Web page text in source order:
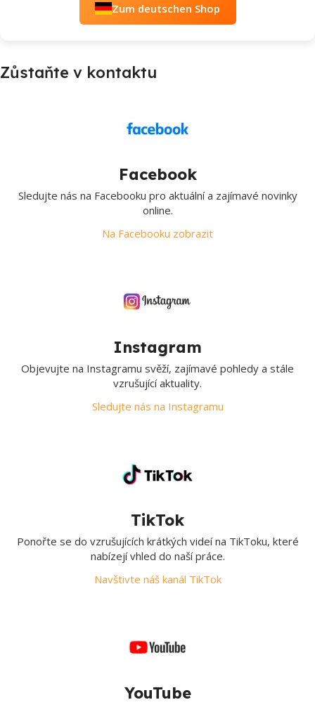
Zum deutschen Shop
Zůstaňte v kontaktu
Facebook
Sledujte nás na Facebooku pro aktuální a zajímavé novinky
online.
Na Facebooku zobrazit
Instagram
Objevujte na Instagramu svěží, zajímavé pohledy a stále
vzrušující aktuality.
Sledujte nás na Instagramu
TikTok
Ponořte se do vzrušujících krátkých videí na TikToku, které
nabízejí vhled do naší práce.
Navštivte náš kanál TikTok
YouTube